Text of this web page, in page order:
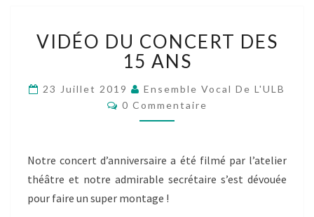
DU
CONCERT
DES
15
ANS
VIDÉO DU CONCERT DES
15 ANS
23 Juillet 2019
Ensemble Vocal De L'ULB
Commentaires
0 Commentaire
Notre concert d’anniversaire a été filmé par l’atelier
théâtre et notre admirable secrétaire s’est dévouée
pour faire un super montage !